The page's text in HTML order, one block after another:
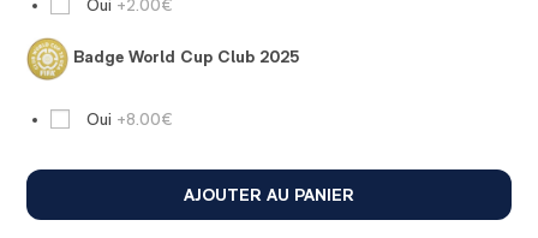
Oui +2.00€
Badge World Cup Club 2025
Oui +8.00€
AJOUTER AU PANIER